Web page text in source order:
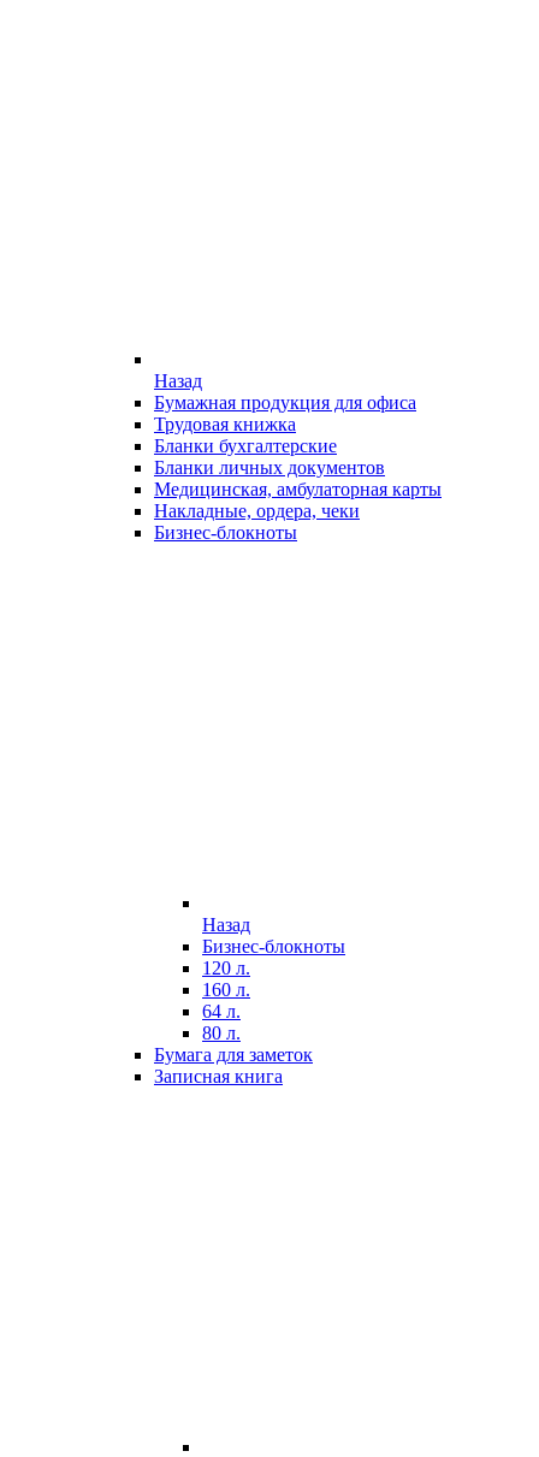
Назад
Бумажная продукция для офиса
Трудовая книжка
Бланки бухгалтерские
Бланки личных документов
Медицинская, амбулаторная карты
Накладные, ордера, чеки
Бизнес-блокноты
Назад
Бизнес-блокноты
120 л.
160 л.
64 л.
80 л.
Бумага для заметок
Записная книга